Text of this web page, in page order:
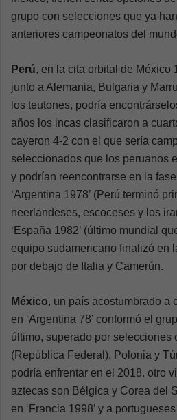
grupo con selecciones que ya
anteriores campeonatos del
Perú, en la cita orbital de México
junto a Alemania, Bulgaria y
los teutones, podría
años los incas clasificaron a
cayeron 4-2 con el que sería
seleccionados que los peruanos
y podrían reencontrarse en la
‘Argentina 1978’ (Perú terminó
neerlandeses, escoceses y los
‘España 1982’ (último mundial
equipo sudamericano finalizó en
por debajo de Italia y Camerún.
México, un país acostumbrado a
en ‘Argentina 78’ conformó el
último, superado por selecciones
(República Federal), Polonia y
podría enfrentar en el 2018. otro
aztecas son Bélgica y Corea del
en ‘Francia 1998’ y a